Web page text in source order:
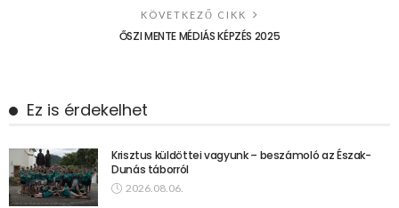
KÖVETKEZŐ CIKK
ŐSZI MENTE MÉDIÁS KÉPZÉS 2025
Ez is érdekelhet
Krisztus küldöttei vagyunk – beszámoló az Észak-
Dunás táborról
2026.08.06.